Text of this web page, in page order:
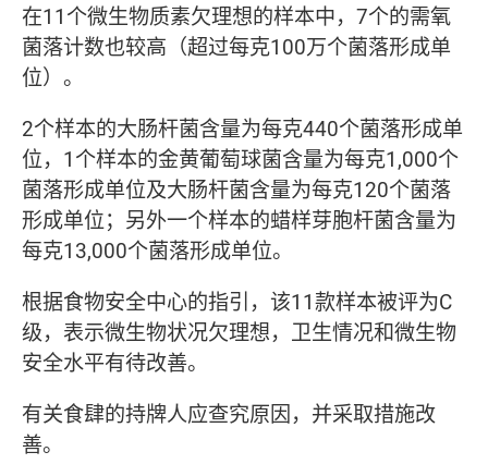
在11个微生物质素欠理想的样本中，7个的需氧
菌落计数也较高（超过每克100万个菌落形成单
位）。
2个样本的大肠杆菌含量为每克440个菌落形成单
位，1个样本的金黄葡萄球菌含量为每克1,000个
菌落形成单位及大肠杆菌含量为每克120个菌落
形成单位；另外一个样本的蜡样芽胞杆菌含量为
每克13,000个菌落形成单位。
根据食物安全中心的指引，该11款样本被评为C
级，表示微生物状况欠理想，卫生情况和微生物
安全水平有待改善。
有关食肆的持牌人应查究原因，并采取措施改
善。